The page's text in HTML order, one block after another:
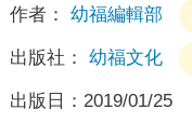
作者： 幼福編輯部
出版社： 幼福文化
出版日： 2019/01/25